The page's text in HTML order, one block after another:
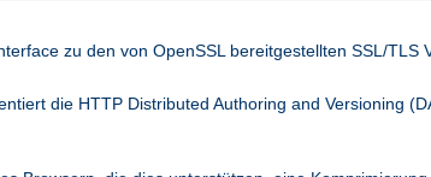
zu den von OpenSSL bereitgestellten SSL/TLS
die HTTP Distributed Authoring and Versioning